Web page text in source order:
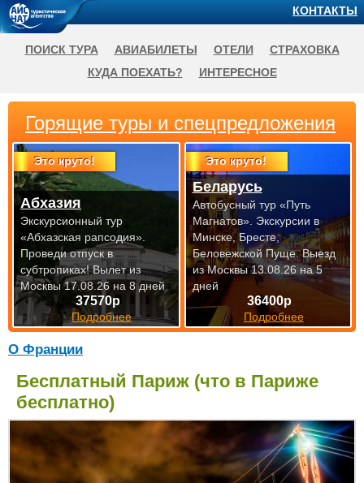
О Франции
Бесплатный Париж (что в Париже
бесплатно)
Горящие туры и спецпредложения
Это круто!
37570р
Подробнее
Абхазия
Экскурсионный тур
«Абхазская рапсодия».
Проведи отпуск в
субтропиках!Вылет из
Москвы 17.08.26 на 8 дней
Это круто!
36400р
Подробнее
Беларусь
Автобусный тур «Путь
Магнатов». Экскурсии в
Минске, Бресте,
Беловежской Пуще.Выезд
из Москвы 13.08.26 на 5
дней
КОНТАКТЫ
ПОИСК ТУРА АВИАБИЛЕТЫ ОТЕЛИ
СТРАХОВКА
КУДА ПОЕХАТЬ?
ИНТЕРЕСНОЕ